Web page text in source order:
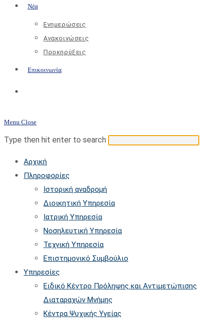
Νέα
Ενημερώσεις
Ανακοινώσεις
Προκηρύξεις
Επικοινωνία
search
Menu Close
Search
website
Type then hit enter to search
Press
Αρχική
Πληροφορίες
Ιστορική αναδρομή
Διοικητική Υπηρεσία
Ιατρική Υπηρεσία
Νοσηλευτική Υπηρεσία
Τεχνική Υπηρεσία
Επιστημονικό Συμβούλιο
Υπηρεσίες
Ειδικό Κέντρο Πρόληψης και Αντιμετώπισης
Διαταραχών Μνήμης
Κέντρα Ψυχικής Υγείας